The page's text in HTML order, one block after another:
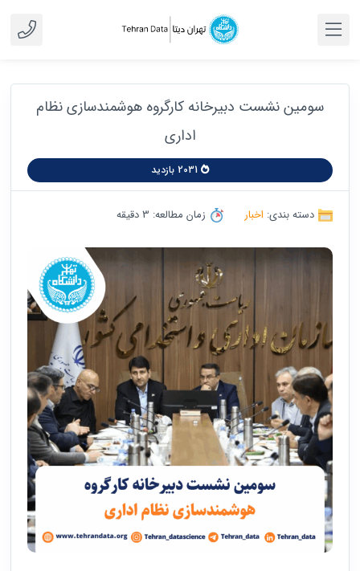
سومین نشست دبیرخانه کارگروه هوشمندسازی نظام
اداری
2031 بازدید
دسته بندی: اخبار زمان مطالعه: 3 دقیقه